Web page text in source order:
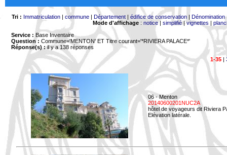
Tri : Immatriculation| commune| Département| édifice de conservation| Dénomination
Mode d'affichage: notice| simplifié|vignettes |
Service : Base Inventaire
Question : Commune='MENTON' ET Titre courant='*RIVIERA PALACE*'
Réponse(s) :il y a 138 réponses
1-35|
06 - Menton
20140600201NUC2A
hôtel de voyageurs dit Riviera
Elévation latérale.